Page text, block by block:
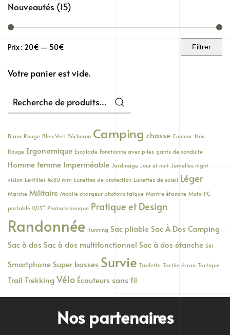
Nouveautés (15)
Prix
min
Prix
max
Filtrer
Prix : 20€ — 50€
Votre panier est vide.
Recherche
pour :
Blanc Rouge Bleu Vert Bûcheron Camping chasse Couleur: Noir
Rouge Ergonomique Escalade Fonctionne avec piles gants de conduite
Homme femme Imperméable Jardinage Jour et nuit Jumelles night
vision Lentilles 4x30 mm Lunettes de protection Lunettes de soleil Léger
Marche Militaire Mobile chargeur photovoltaïque Montre étanche Moto PC
portable 11/13" Photochromique Pratique et Design
Randonnée Running Sac pliable Sac À Dos Camping
Sac à dos Sac à dos multifonctionnel Sac à dos étanche Ski
Smartphone Super basses Survie Tablette Tactile écran Tactique
Trail Trekking Vélo Écouteurs sans fil
Nos partenaires